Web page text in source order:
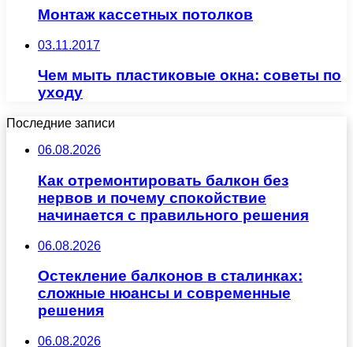
Монтаж кассетных потолков
03.11.2017
Чем мыть пластиковые окна: советы по
уходу
Последние записи
06.08.2026
Как отремонтировать балкон без
нервов и почему спокойствие
начинается с правильного решения
06.08.2026
Остекление балконов в сталинках:
сложные нюансы и современные
решения
06.08.2026